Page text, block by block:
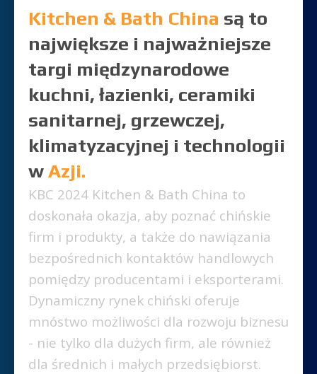
Kitchen & Bath China są to
największe i najważniejsze
targi międzynarodowe
kuchni, łazienki, ceramiki
sanitarnej, grzewczej,
klimatyzacyjnej i technologii
wAzji.
KBC 2024 Kitchen & Bath China to
doskonała okazja, aby poznać chińskie
firm i produkty, a także do nawiązania
bezpośrednich kontaktów handlowych
pomiędzy producentami i eksporterami.
Dynamiczny rynek chiński oferuje
mnóstwo możliwości dla rozwoju biznesu
- nie tylko dla dużych firm, ale również
dla średnich i małych przedsiębiorst.